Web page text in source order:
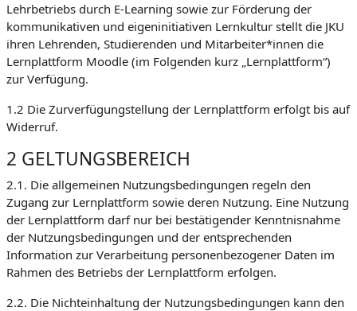
Lehrbetriebs durch E-Learning sowie zur Förderung der
kommunikativen und eigeninitiativen Lernkultur stellt die JKU
ihren Lehrenden, Studierenden und Mitarbeiter*innen die
Lernplattform Moodle (im Folgenden kurz „Lernplattform“)
zur Verfügung.
1.2 Die Zurverfügungstellung der Lernplattform erfolgt bis auf
Widerruf.
2 GELTUNGSBEREICH
2.1. Die allgemeinen Nutzungsbedingungen regeln den
Zugang zur Lernplattform sowie deren Nutzung. Eine Nutzung
der Lernplattform darf nur bei bestätigender Kenntnisnahme
der Nutzungsbedingungen und der entsprechenden
Information zur Verarbeitung personenbezogener Daten im
Rahmen des Betriebs der Lernplattform erfolgen.
2.2. Die Nichteinhaltung der Nutzungsbedingungen kann den